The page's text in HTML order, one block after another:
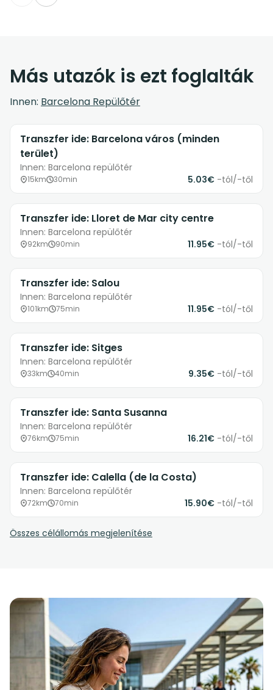
Más utazók is ezt foglalták
Innen: Barcelona Repülőtér
Transzfer ide: Barcelona város (minden
terület)
Innen: Barcelona repülőtér
15km 30min 5.03€ -tól/-től
Transzfer ide: Lloret de Mar city centre
Innen: Barcelona repülőtér
92km 90min 11.95€ -tól/-től
Transzfer ide: Salou
Innen: Barcelona repülőtér
101km 75min 11.95€ -tól/-től
Transzfer ide: Sitges
Innen: Barcelona repülőtér
33km 40min 9.35€ -tól/-től
Transzfer ide: Santa Susanna
Innen: Barcelona repülőtér
76km 75min 16.21€ -tól/-től
Transzfer ide: Calella (de la Costa)
Innen: Barcelona repülőtér
72km 70min 15.90€ -tól/-től
Összes célállomás megjelenítése